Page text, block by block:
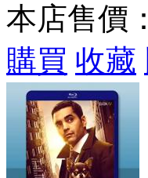
本店售價：
購買 收藏